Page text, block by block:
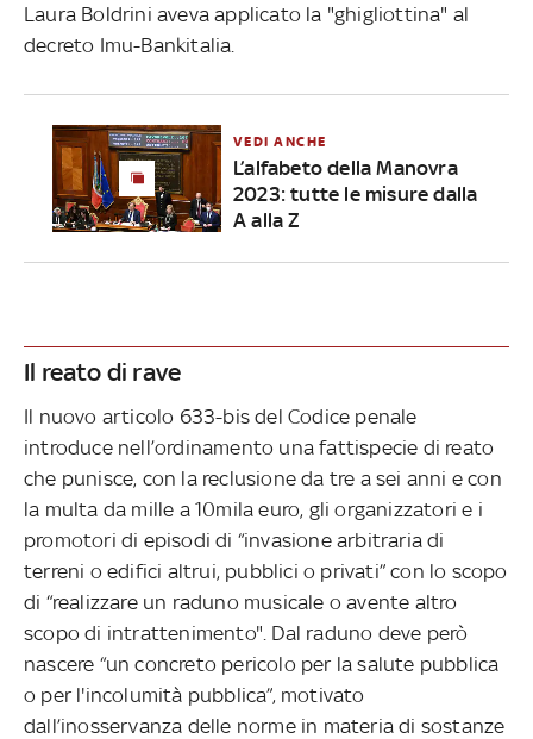
Laura Boldrini aveva applicato la "ghigliottina" al
decreto Imu-Bankitalia.
VEDI ANCHE
L’alfabeto della Manovra
2023: tutte le misure dalla
A alla Z
Il reato di rave
Il nuovo articolo 633-bis del Codice penale
introduce nell’ordinamento una fattispecie di reato
che punisce, con la reclusione da tre a sei anni e con
la multa da mille a 10mila euro, gli organizzatori e i
promotori di episodi di “invasione arbitraria di
terreni o edifici altrui, pubblici o privati” con lo scopo
di “realizzare un raduno musicale o avente altro
scopo di intrattenimento". Dal raduno deve però
nascere “un concreto pericolo per la salute pubblica
o per l'incolumità pubblica”, motivato
dall’inosservanza delle norme in materia di sostanze